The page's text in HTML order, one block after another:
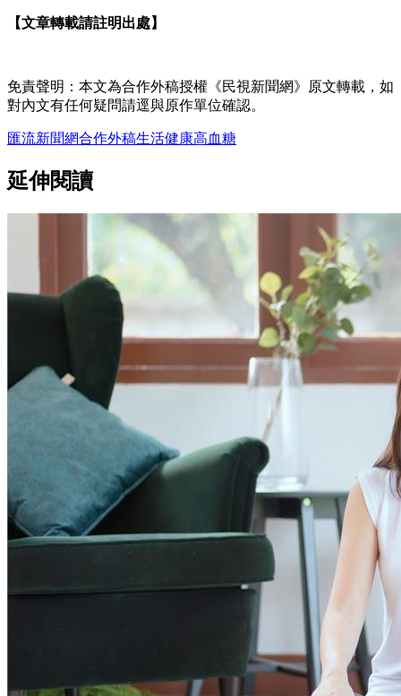
【文章轉載請註明出處】
免責聲明：本文為合作外稿授權《民視新聞網》原文轉載，如
對內文有任何疑問請逕與原作單位確認。
匯流新聞網合作外稿生活健康高血糖
延伸閱讀